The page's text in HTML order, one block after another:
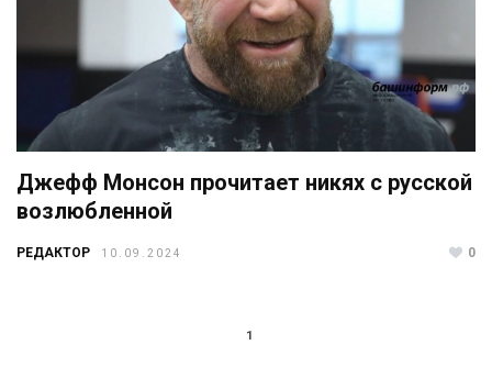
Джефф Монсон прочитает никях с русской
возлюбленной
РЕДАКТОР 10.09.2024 0
1